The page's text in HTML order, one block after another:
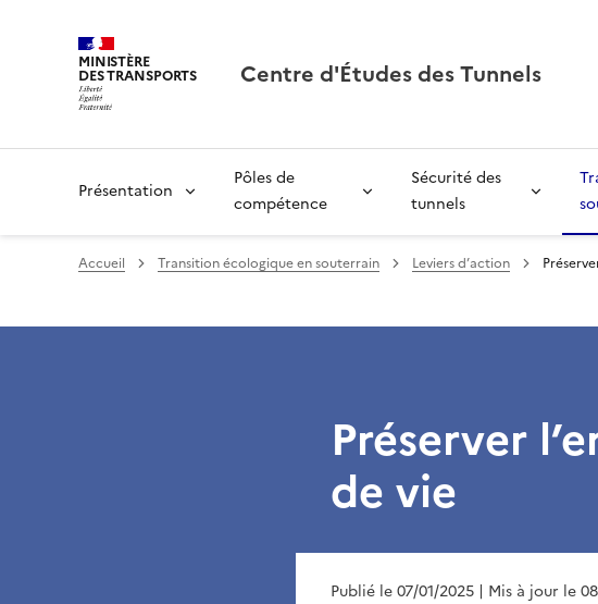
MINISTÈRE
DES TRANSPORTS Centre d'Études des Tunnels
Présentation
Pôles de
compétence
Sécurité des
tunnels
Accueil Transition écologique en souterrain Leviers d’action
Préserver
de vie
Publié le 07/01/2025 | Mis à jour le